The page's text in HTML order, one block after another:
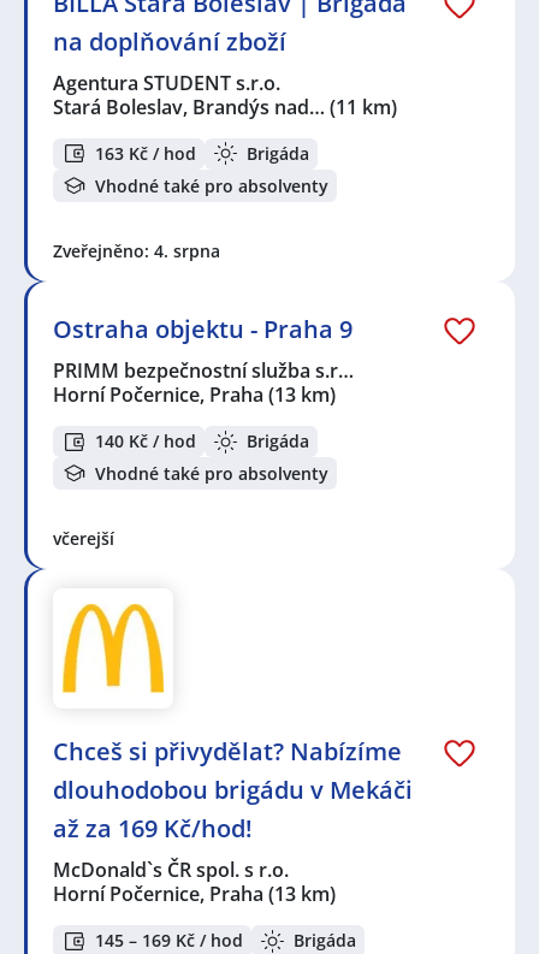
na doplňování zboží
Agentura STUDENT s.r.o.
Stará Boleslav, Brandýs nad… (11 km)
163 Kč / hod
Brigáda
Vhodné také pro absolventy
Zveřejněno: 4. srpna
Ostraha objektu - Praha 9
PRIMM bezpečnostní služba s.r…
Horní Počernice, Praha (13 km)
140 Kč / hod
Brigáda
Vhodné také pro absolventy
včerejší
Chceš si přivydělat? Nabízíme
dlouhodobou brigádu v Mekáči
až za 169 Kč/hod!
McDonald`s ČR spol. s r.o.
Horní Počernice, Praha (13 km)
145 – 169 Kč / hod Brigáda